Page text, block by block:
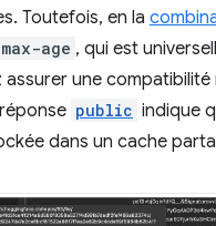
Toutefois, en la
max-age , qui est
une compatibilité
public indique
dans un cache